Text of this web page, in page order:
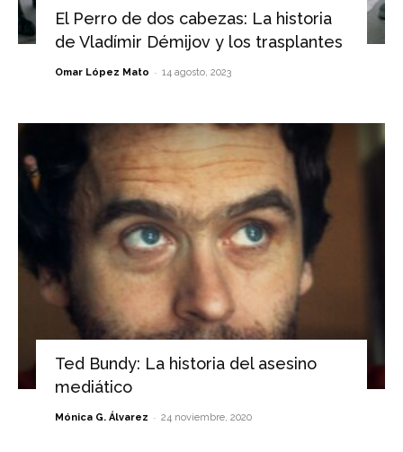
El Perro de dos cabezas: La historia
de Vladímir Démijov y los trasplantes
Omar López Mato - 14 agosto, 2023
Ted Bundy: La historia del asesino
mediático
Mónica G. Álvarez - 24 noviembre, 2020